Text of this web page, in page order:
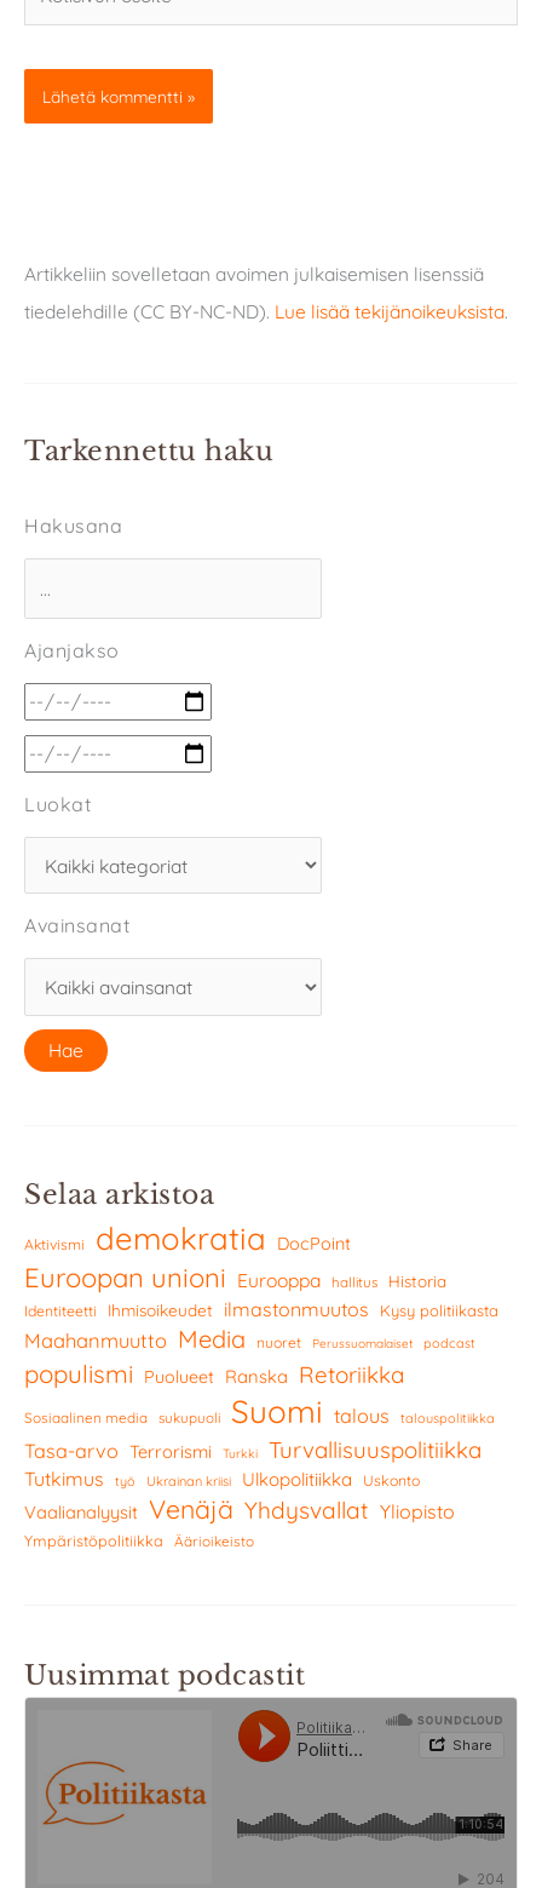
osoite
Artikkeliin sovelletaan avoimen julkaisemisen lisenssiä
tiedelehdille (CC BY-NC-ND). Lue lisää tekijänoikeuksista.
Tarkennettu haku
Hakusana
Ajanjakso
Luokat
Avainsanat
Selaa arkistoa
Aktivismi demokratia DocPoint
Euroopan unioni Eurooppa hallitus Historia
Identiteetti Ihmisoikeudet ilmastonmuutos Kysy politiikasta
Maahanmuutto Media nuoret Perussuomalaiset podcast
populismi Puolueet Ranska Retoriikka
Sosiaalinen media sukupuoli Suomi talous talouspolitiikka
Tasa-arvo Terrorismi Turkki Turvallisuuspolitiikka
Tutkimus työ Ukrainan kriisi Ulkopolitiikka Uskonto
Vaalianalyysit Venäjä Yhdysvallat Yliopisto
Ympäristöpolitiikka Äärioikeisto
Uusimmat podcastit